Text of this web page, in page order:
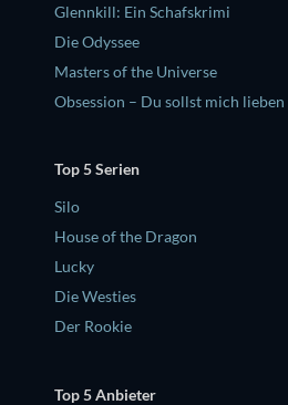
Glennkill: Ein Schafskrimi
Die Odyssee
Masters of the Universe
Obsession – Du sollst mich lieben
Top 5 Serien
Silo
House of the Dragon
Lucky
Die Westies
Der Rookie
Top 5 Anbieter